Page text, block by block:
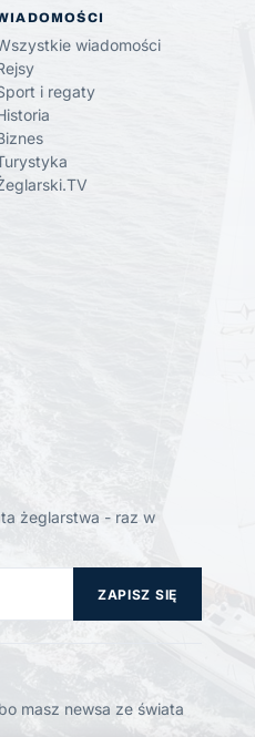
wiadomości
i regaty
żeglarstwa - raz w
ZAPISZ SIĘ
masz newsa ze świata